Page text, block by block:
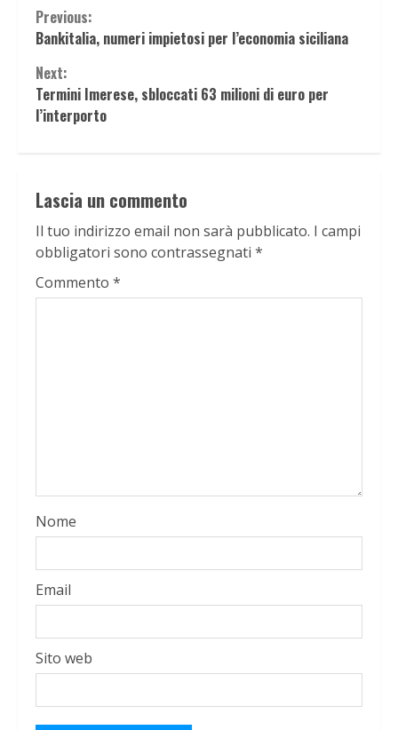
Continue
Reading
Previous:
Bankitalia, numeri impietosi per l’economia siciliana
Next:
Termini Imerese, sbloccati 63 milioni di euro per
l’interporto
Lascia un commento
Il tuo indirizzo email non sarà pubblicato. I campi
obbligatori sono contrassegnati *
Commento *
Nome
Email
Sito web